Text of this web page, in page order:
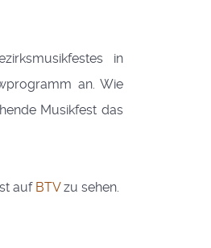
in
an. Wie
Musikfest das
auf BTVzu sehen.